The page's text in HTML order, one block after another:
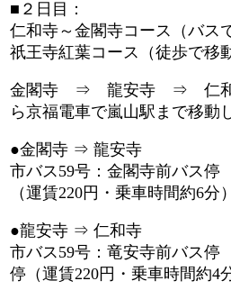
■２日目：
仁和寺～金閣寺コース（バ
祇王寺紅葉コース（徒歩で移
金閣寺 ⇒ 龍安寺 ⇒ 仁和
ら京福電車で嵐山駅まで移動
●金閣寺 ⇒ 龍安寺
市バス59号：金閣寺前バス
（運賃220円・乗車時間約6分）
●龍安寺 ⇒ 仁和寺
市バス59号：竜安寺前バス
停（運賃220円・乗車時間約4